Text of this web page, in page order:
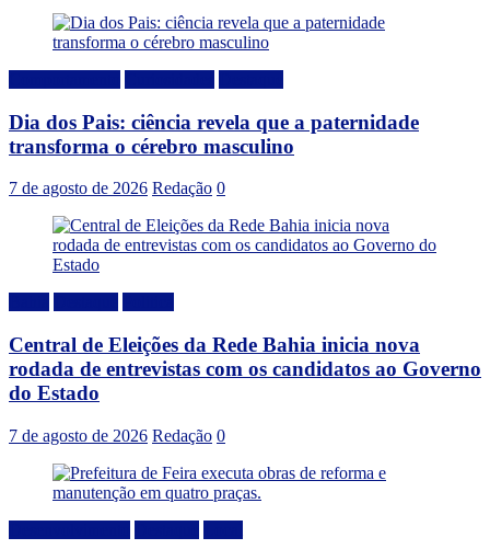
Dia dos Pais: ciência revela que a paternidade
transforma o cérebro masculino
7 de agosto de 2026 Redação 0
Central de Eleições da Rede Bahia inicia nova
rodada de entrevistas com os candidatos ao Governo
do Estado
7 de agosto de 2026 Redação 0